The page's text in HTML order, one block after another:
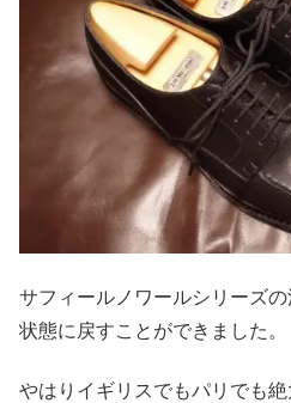
サフィールノワールシリーズ
状態に戻すことができました。
やはりイギリスでもパリでも